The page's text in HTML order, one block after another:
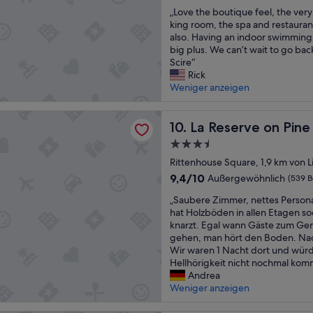
w
ü
r
d
e
.
D
e
v
i
e
w
a
r
h
e
r
v
b
e
g
e
i
s
t
t
.
a
b
n
u
n
s
P
h
i
l
u
e
l
o
f
t
-
k
i
v
n
g
s
p
a
c
e
.
10,
Außergewöhnlich,
(1.000
Bewertungen)
„
L
o
v
e
t
h
o
i
q
e
f
e
e
l
,
t
h
„Love the boutique feel, the
king room, the spa and
also. Having an indoor
big plus. We can’t wait to go
Scire“
Rick
Weniger anzeigen
10. La Reserve on Pine
La Reserve on Pine
3.5-
Sterne-
Unterkunft
Rittenhouse Square, 1,9 km
9.4
10,
Außergewöhnlich,
(539
Bewertungen)
9,4/10 Außergewöhnlich (539
„
S
a
u
b
e
r
e
„Saubere Zimmer, nettes
hat Holzböden in allen Etagen
knarzt. Egal wann Gäste zum
gehen, man hört den Boden.
Wir waren 1 Nacht dort und
Hellhörigkeit nicht nochmal
Andrea
Weniger anzeigen